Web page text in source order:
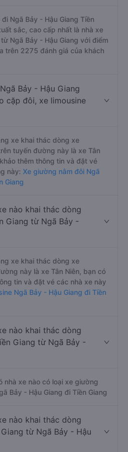
Ngã Bảy - Hậu Giang Tiền
sắc, cao cấp nhất là nhà xe
Ngã Bảy - Hậu Giang với điểm
trên 2275 đánh giá của khách
Bảy - Hậu Giang
cặp đôi, xe limousine
xe khai thác dòng xe
tuyến đường này là xe Tân
thêm thông tin và đặt vé
này: Xe giường nằm đôi Ngã
Giang
nào khai thác dòng
Giang từ Ngã Bảy -
xe khai thác dòng xe
này là xe Tân Niên, bạn có
tin và đặt vé các nhà xe này
Ngã Bảy - Hậu Giang đi Tiền
nào khai thác dòng
Giang từ Ngã Bảy -
nhà xe nào có loại xe giường
Bảy - Hậu Giang đi Tiền Giang
nào khai thác dòng
từ Ngã Bảy - Hậu